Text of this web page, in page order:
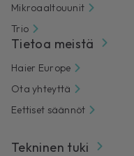
Mikroaaltouunit
Trio
Tietoa meistä
Haier Europe
Ota yhteyttä
Eettiset säännöt
Tekninen tuki